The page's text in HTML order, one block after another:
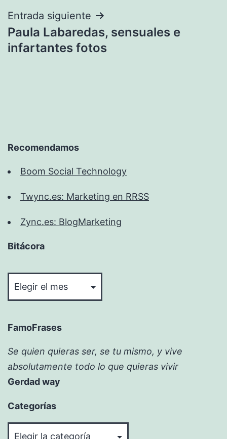
Entrada siguiente
Paula Labaredas, sensuales e
infartantes fotos
Recomendamos
Boom Social Technology
Twync.es: Marketing en RRSS
Zync.es: BlogMarketing
Bitácora
FamoFrases
Se quien quieras ser, se tu mismo, y vive
absolutamente todo lo que quieras vivir
Gerdad way
Categorías